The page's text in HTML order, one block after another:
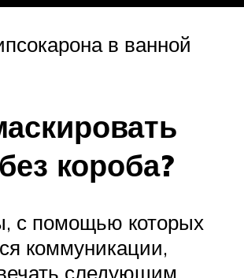
в ванной
короба?
с помощью которых
коммуникации,
следующим